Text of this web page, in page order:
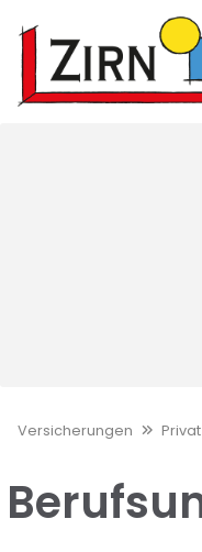
Versicherungen Privat